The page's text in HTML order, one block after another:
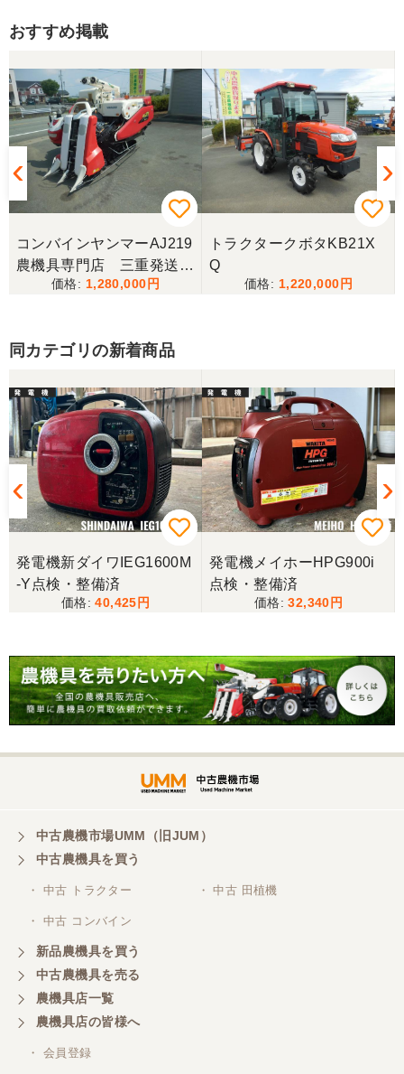
おすすめ掲載
コンバインヤンマーAJ219
農機具専門店 三重発送整
備済み
1,280,000
トラクタークボタKB21X
Q
1,220,000
同カテゴリの新着商品
発電機新ダイワIEG1600M
-Y点検・整備済
40,425
発電機メイホーHPG900i
点検・整備済
32,340
中古農機市場UMM（旧JUM）
中古農機具を買う
・ 中古 トラクター ・ 中古 田植機
・ 中古 コンバイン
新品農機具を買う
中古農機具を売る
農機具店一覧
農機具店の皆様へ
・ 会員登録